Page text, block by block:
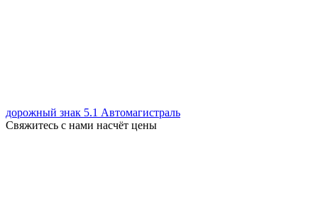
дорожный знак 5.1 Автомагистраль
Свяжитесь с нами насчёт цены